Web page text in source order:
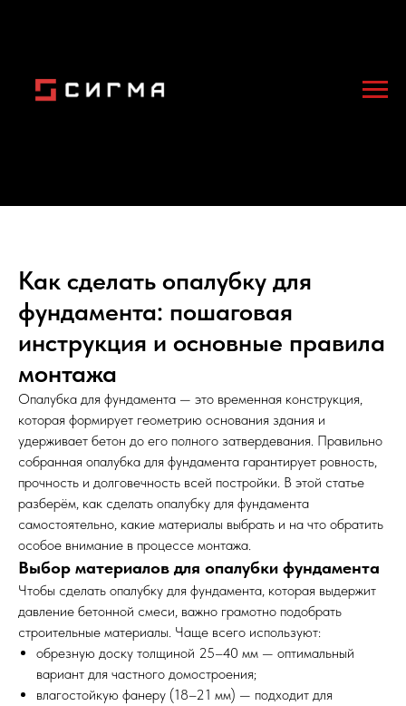
Как сделать опалубку для
фундамента: пошаговая
инструкция и основные правила
монтажа
Опалубка для фундамента — это временная конструкция,
которая формирует геометрию основания здания и
удерживает бетон до его полного затвердевания. Правильно
собранная опалубка для фундамента гарантирует ровность,
прочность и долговечность всей постройки. В этой статье
разберём, как сделать опалубку для фундамента
самостоятельно, какие материалы выбрать и на что обратить
особое внимание в процессе монтажа.
Выбор материалов для опалубки фундамента
Чтобы сделать опалубку для фундамента, которая выдержит
давление бетонной смеси, важно грамотно подобрать
строительные материалы. Чаще всего используют:
обрезную доску толщиной 25–40 мм — оптимальный
вариант для частного домостроения;
влагостойкую фанеру (18–21 мм) — подходит для